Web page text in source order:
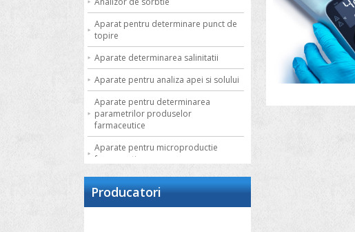
Aparat pentru determinare punct de
topire
Aparate determinarea salinitatii
Aparate pentru analiza apei si solului
Aparate pentru determinarea
parametrilor produselor
farmaceutice
Aparate pentru microproductie
farmaceutica
Producatori